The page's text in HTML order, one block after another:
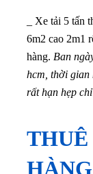
_ Xe tải 5 tấn
6m2 cao 2m1
hàng. Ban
hcm, thời gian
rất hạn hẹp